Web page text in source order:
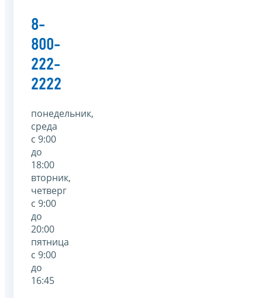
8-
800-
222-
2222
понедельник,
среда
с 9:00
до
18:00
вторник,
четверг
с 9:00
до
20:00
пятница
с 9:00
до
16:45